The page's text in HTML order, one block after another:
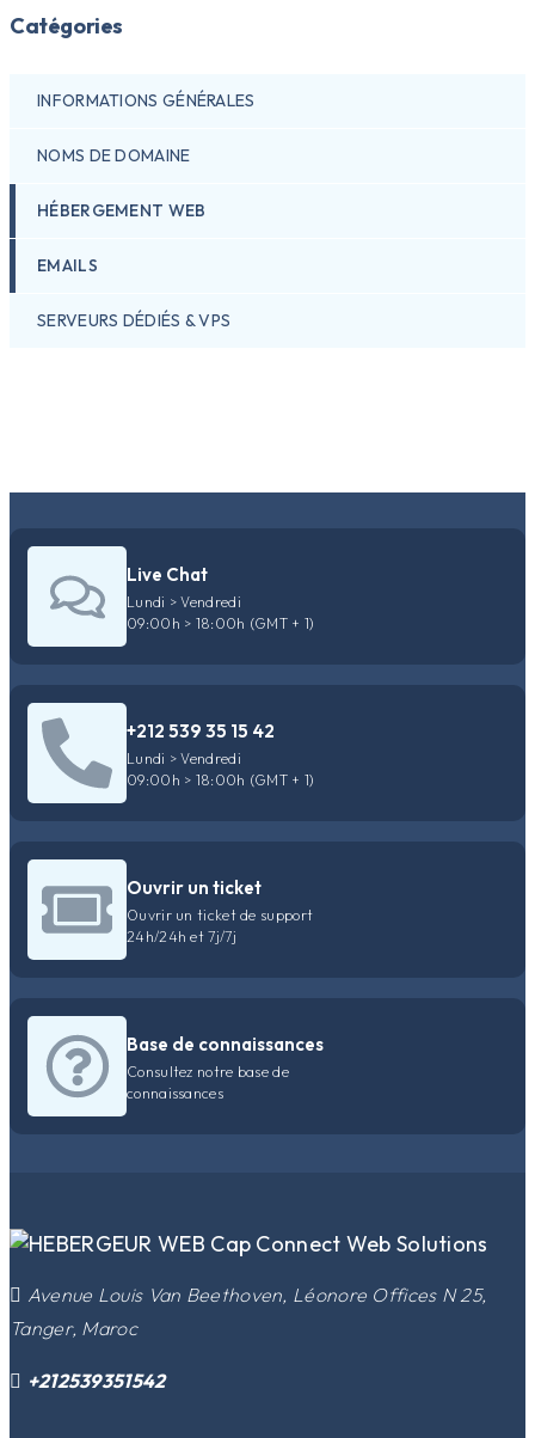
Catégories
INFORMATIONS GÉNÉRALES
NOMS DE DOMAINE
HÉBERGEMENT WEB
EMAILS
SERVEURS DÉDIÉS & VPS
Live Chat
Lundi > Vendredi
09:00h > 18:00h (GMT + 1)
+212 539 35 15 42
Lundi > Vendredi
09:00h > 18:00h (GMT + 1)
Ouvrir un ticket
Ouvrir un ticket de support
24h/24h et 7j/7j
Base de connaissances
Consultez notre base de
connaissances
​Avenue Louis Van Beethoven, Léonore Offices N 25,
Tanger, Maroc
+212539351542